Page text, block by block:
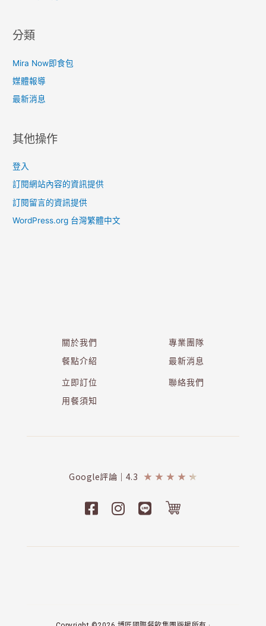
分類
Mira Now即食包
媒體報導
最新消息
其他操作
登入
訂閱網站內容的資訊提供
訂閱留言的資訊提供
WordPress.org 台灣繁體中文
關於我們
餐點介紹
專業團隊
最新消息
立即訂位
用餐須知
聯絡我們
Google評論｜4.3 ★ ★ ★ ★ ★